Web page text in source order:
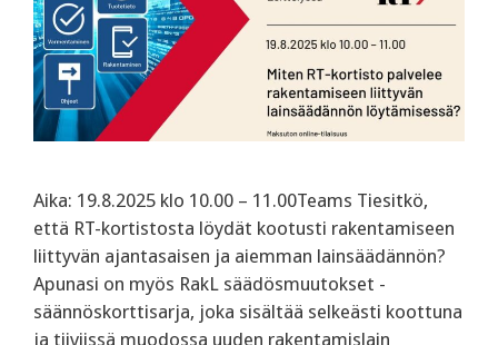
Aika: 19.8.2025 klo 10.00 – 11.00Teams Tiesitkö,
että RT-kortistosta löydät kootusti rakentamiseen
liittyvän ajantasaisen ja aiemman lainsäädännön?
Apunasi on myös RakL säädösmuutokset -
säännöskorttisarja, joka sisältää selkeästi koottuna
ja tiiviissä muodossa uuden rakentamislain